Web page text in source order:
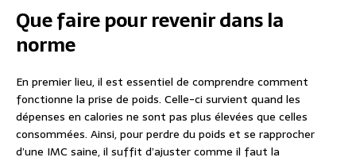
Que faire pour revenir dans la
norme
En premier lieu, il est essentiel de comprendre comment
fonctionne la prise de poids. Celle-ci survient quand les
dépenses en calories ne sont pas plus élevées que celles
consommées. Ainsi, pour perdre du poids et se rapprocher
d’une IMC saine, il suffit d’ajuster comme il faut la